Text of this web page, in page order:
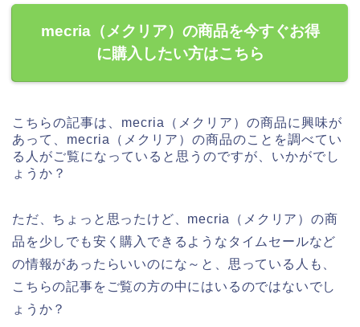
mecria（メクリア）の商品を今すぐお得
に購入したい方はこちら
こちらの記事は、mecria（メクリア）の商品に興味が
あって、mecria（メクリア）の商品のことを調べてい
る人がご覧になっていると思うのですが、いかがでし
ょうか？
ただ、ちょっと思ったけど、mecria（メクリア）の商
品を少しでも安く購入できるようなタイムセールなど
の情報があったらいいのにな～と、思っている人も、
こちらの記事をご覧の方の中にはいるのではないでし
ょうか？